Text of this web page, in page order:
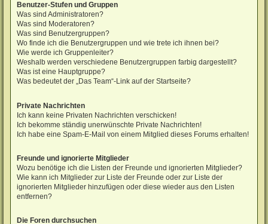
Benutzer-Stufen und Gruppen
Was sind Administratoren?
Was sind Moderatoren?
Was sind Benutzergruppen?
Wo finde ich die Benutzergruppen und wie trete ich ihnen bei?
Wie werde ich Gruppenleiter?
Weshalb werden verschiedene Benutzergruppen farbig dargestellt?
Was ist eine Hauptgruppe?
Was bedeutet der „Das Team“-Link auf der Startseite?
Private Nachrichten
Ich kann keine Privaten Nachrichten verschicken!
Ich bekomme ständig unerwünschte Private Nachrichten!
Ich habe eine Spam-E-Mail von einem Mitglied dieses Forums erhalten!
Freunde und ignorierte Mitglieder
Wozu benötige ich die Listen der Freunde und ignorierten Mitglieder?
Wie kann ich Mitglieder zur Liste der Freunde oder zur Liste der
ignorierten Mitglieder hinzufügen oder diese wieder aus den Listen
entfernen?
Die Foren durchsuchen